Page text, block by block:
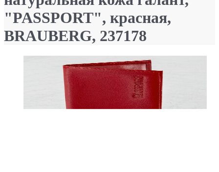
"PASSPORT", красная,
BRAUBERG, 237178